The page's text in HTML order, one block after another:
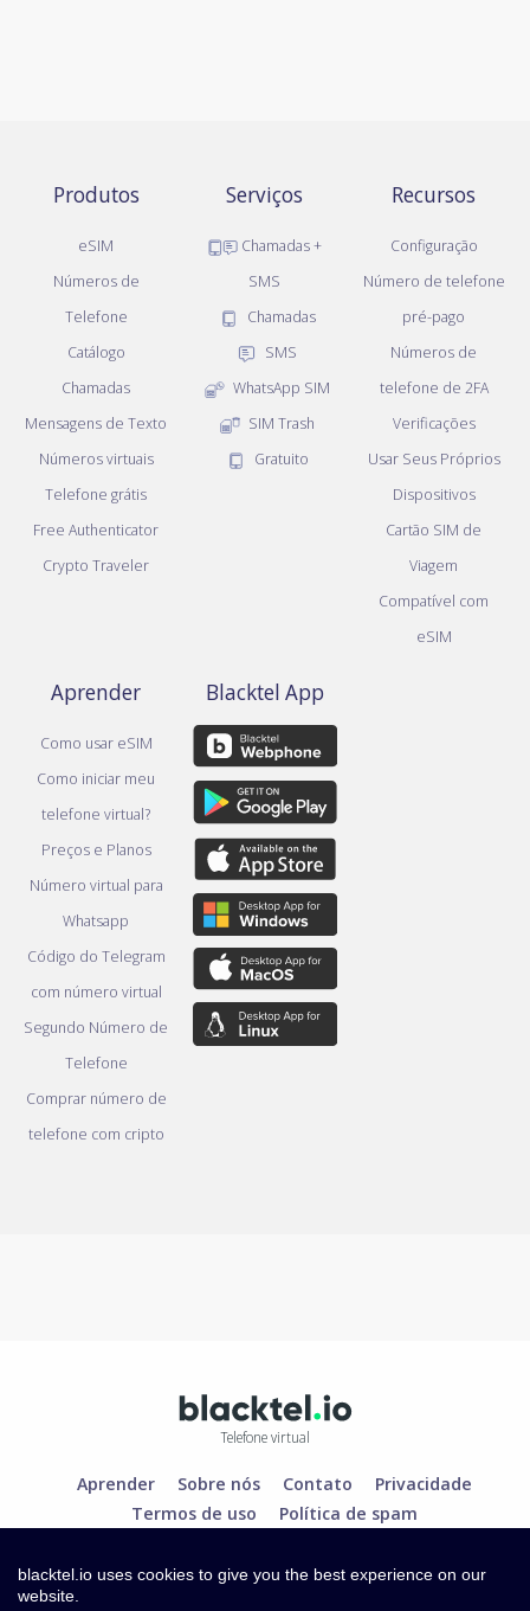
Produtos
eSIM
Números de
Telefone
Catálogo
Chamadas
Mensagens de Texto
Números virtuais
Telefone grátis
Free Authenticator
Crypto Traveler
Serviços
Chamadas +
SMS
Chamadas
SMS
WhatsApp SIM
SIM Trash
Gratuito
Recursos
Configuração
Número de telefone
pré-pago
Números de
telefone de 2FA
Verificações
Usar Seus Próprios
Dispositivos
Cartão SIM de
Viagem
Compatível com
eSIM
Aprender
Como usar eSIM
Como iniciar meu
telefone virtual?
Preços e Planos
Número virtual para
Whatsapp
Código do Telegram
com número virtual
Segundo Número de
Telefone
Comprar número de
telefone com cripto
Blacktel App
Telefone virtual
Aprender Sobre nós Contato
Privacidade
Termos de uso
Política de spam
blacktel.io uses cookies to give you the best experience on our
website.